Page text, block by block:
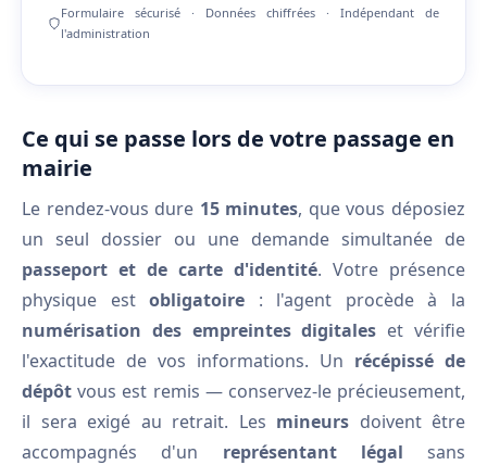
Formulaire sécurisé · Données chiffrées · Indépendant de
l'administration
Ce qui se passe lors de votre passage en
mairie
Le rendez-vous dure 15 minutes, que vous déposiez
un seul dossier ou une demande simultanée de
passeport et de carte d'identité. Votre présence
physique estobligatoire : l'agent procède à la
numérisation des empreintes digitales et vérifie
l'exactitude de vos informations. Un récépissé de
dépôt vous est remis — conservez-le précieusement,
il sera exigé au retrait. Les mineurs doivent être
accompagnés d'un représentant légal sans